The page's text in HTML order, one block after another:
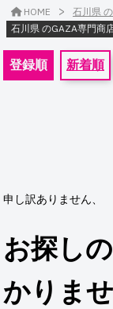
HOME > 石川県
石川県 のGAZA専門商
登録順 新着順
申し訳ありません、
お探し
かりま